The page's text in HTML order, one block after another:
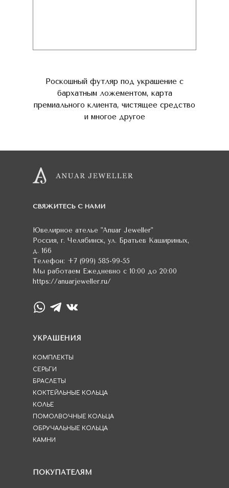
Роскошный футляр под украшение с
бархатным ложементом, карта
премиального клиента, чистящее средство
и многое другое
СВЯЖИТЕСЬ С НАМИ
КОМПЛЕКТЫ
ПОМОЛВОЧНЫЕ КОЛЬЦА
ОБРУЧАЛЬНЫЕ КОЛЬЦА
КАМНИ
УКРАШЕНИЯ
ПОКУПАТЕЛЯМ
СЕРЬГИ
БРАСЛЕТЫ
КОКТЕЙЛЬНЫЕ КОЛЬЦА
КОЛЬЕ
Ювелирное ателье "Anuar Jeweller"
Россия, г. Челябинск, ул. Братьев Кашириных,
д. 166
Телефон: +7 (999) 585-99-55
Мы работаем Ежедневно с 10:00 до 20:00
https://anuarjeweller.ru/